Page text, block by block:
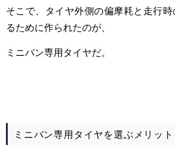
そこで、タイヤ外側の偏摩耗と走行
るために作られたのが、
ミニバン専用タイヤだ。
ミニバン専用タイヤを選ぶメリット